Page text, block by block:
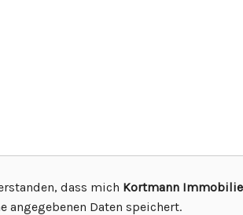
dass mich Kortmann
angegebenen Daten speichert.